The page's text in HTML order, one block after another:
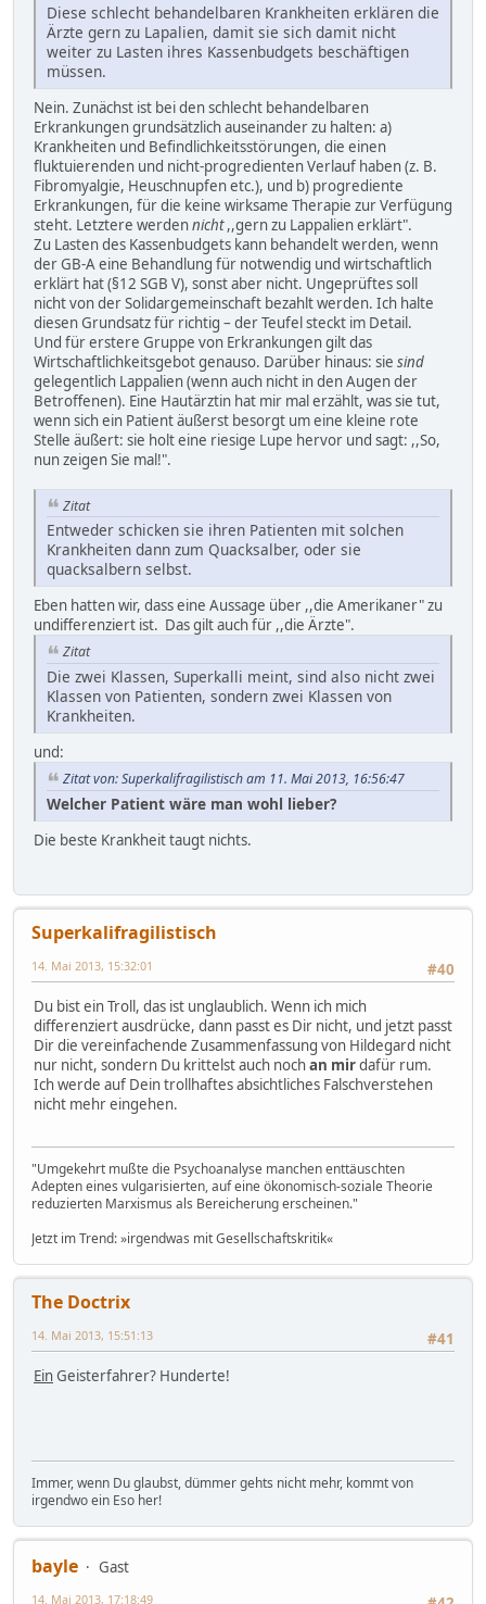
Diese schlecht behandelbaren Krankheiten erklären die
Ärzte gern zu Lapalien, damit sie sich damit nicht
weiter zu Lasten ihres Kassenbudgets beschäftigen
müssen.
Nein. Zunächst ist bei den schlecht behandelbaren
Erkrankungen grundsätzlich auseinander zu halten: a)
Krankheiten und Befindlichkeitsstörungen, die einen
fluktuierenden und nicht-progredienten Verlauf haben (z. B.
Fibromyalgie, Heuschnupfen etc.), und b) progrediente
Erkrankungen, für die keine wirksame Therapie zur Verfügung
steht. Letztere werdennicht,,gern zu Lappalien erklärt".
Zu Lasten des Kassenbudgets kann behandelt werden, wenn
der GB-A eine Behandlung für notwendig und wirtschaftlich
erklärt hat (§12 SGB V), sonst aber nicht. Ungeprüftes soll
nicht von der Solidargemeinschaft bezahlt werden. Ich halte
diesen Grundsatz für richtig – der Teufel steckt im Detail.
Und für erstere Gruppe von Erkrankungen gilt das
Wirtschaftlichkeitsgebot genauso. Darüber hinaus: sie sind
gelegentlich Lappalien (wenn auch nicht in den Augen der
Betroffenen). Eine Hautärztin hat mir mal erzählt, was sie tut,
wenn sich ein Patient äußerst besorgt um eine kleine rote
Stelle äußert: sie holt eine riesige Lupe hervor und sagt: ,,So,
nun zeigen Sie mal!".
Zitat
Entweder schicken sie ihren Patienten mit solchen
Krankheiten dann zum Quacksalber, oder sie
quacksalbern selbst.
Eben hatten wir, dass eine Aussage über ,,die Amerikaner" zu
undifferenziert ist. Das gilt auch für ,,die Ärzte".
Zitat
Die zwei Klassen, Superkalli meint, sind also nicht zwei
Klassen von Patienten, sondern zwei Klassen von
Krankheiten.
und:
Zitat von: Superkalifragilistisch am 11. Mai 2013, 16:56:47
Welcher Patient wäre man wohl lieber?
Die beste Krankheit taugt nichts.
Superkalifragilistisch
#40
14. Mai 2013, 15:32:01
Du bist ein Troll, das ist unglaublich. Wenn ich mich
differenziert ausdrücke, dann passt es Dir nicht, und jetzt passt
Dir die vereinfachende Zusammenfassung von Hildegard nicht
nur nicht, sondern Du krittelst auch nochan mirdafür rum.
Ich werde auf Dein trollhaftes absichtliches Falschverstehen
nicht mehr eingehen.
"Umgekehrt mußte die Psychoanalyse manchen enttäuschten
Adepten eines vulgarisierten, auf eine ökonomisch-soziale Theorie
reduzierten Marxismus als Bereicherung erscheinen."
Jetzt im Trend: »irgendwas mit Gesellschaftskritik«
The Doctrix
#41
14. Mai 2013, 15:51:13
EinGeisterfahrer? Hunderte!
Immer, wenn Du glaubst, dümmer gehts nicht mehr, kommt von
irgendwo ein Eso her!
bayle
Gast
14. Mai 2013, 17:18:49